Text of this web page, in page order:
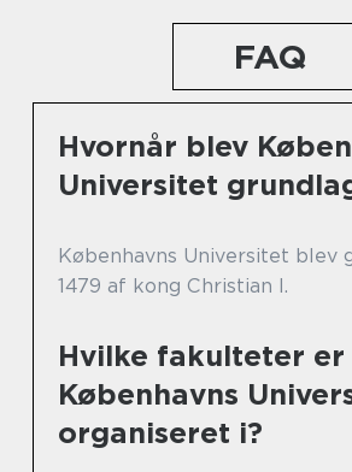
FAQ
Hvornår blev
Universitet
Københavns Universitet blev
1479 af kong Christian I.
Hvilke fakulteter er
Københavns
organiseret i?